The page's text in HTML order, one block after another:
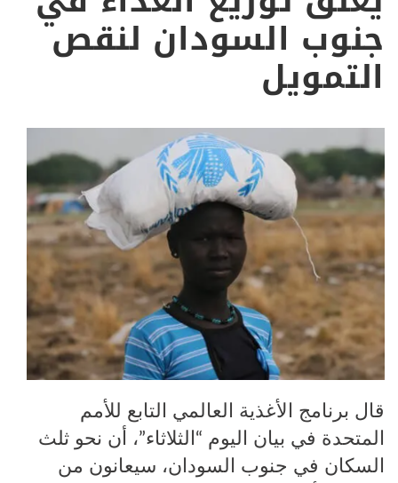
جنوب السودان لنقص
التمويل
قال برنامج الأغذية العالمي التابع للأمم
المتحدة في بيان اليوم “الثلاثاء”، أن نحو ثلث
السكان في جنوب السودان، سيعانون من